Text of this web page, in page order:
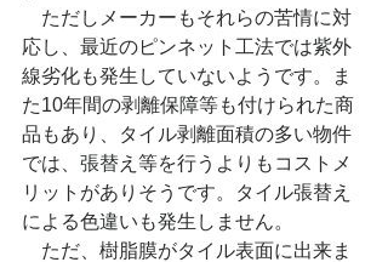
ただしメーカーもそれらの苦情に対
応し、最近のピンネット工法では紫外
線劣化も発生していないようです。ま
た10年間の剥離保障等も付けられた商
品もあり、タイル剥離面積の多い物件
では、張替え等を行うよりもコストメ
リットがありそうです。タイル張替え
による色違いも発生しません。
ただ、樹脂膜がタイル表面に出来ま